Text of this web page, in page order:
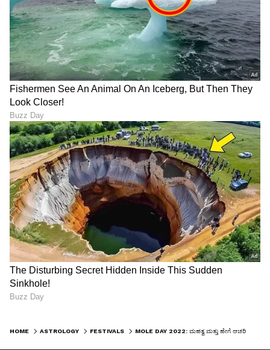
HOME ASTROLOGY FESTIVALS